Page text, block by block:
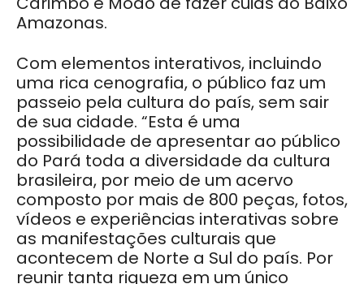
Amazonas.
Com elementos interativos, incluindo
uma rica cenografia, o público faz um
passeio pela cultura do país, sem sair
de sua cidade. “Esta é uma
possibilidade de apresentar ao público
do Pará toda a diversidade da cultura
brasileira, por meio de um acervo
composto por mais de 800 peças, fotos,
vídeos e experiências interativas sobre
as manifestações culturais que
acontecem de Norte a Sul do país. Por
reunir tanta riqueza em um único